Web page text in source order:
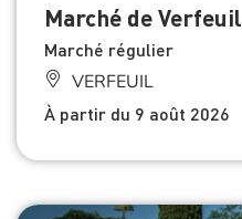
Marché de Verfeuil
Marché régulier
VERFEUIL
À partir du 9 août 2026